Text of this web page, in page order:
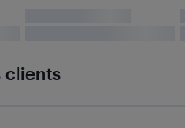
clients